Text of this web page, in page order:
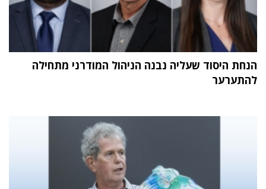
הנחת היסוד שעליה נבנה הניהול המודרני מתחילה
להתערער